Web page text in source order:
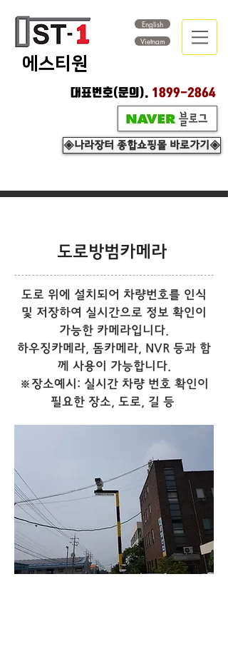
​에스티원
English
Vietnam
대표번호(문의). 1899-2864
◈나라장터 종합쇼핑몰 바로가기◈
도로방범카메라
도로 위에 설치되어 차량번호를 인식
및 저장하여 실시간으로 정보 확인이
가능한 카메라입니다.
​하우징카메라, 돔카메라, NVR 등과 함
께 사용이 가능합니다.
※​장소예시: 실시간 차량 번호 확인이
필요한 장소, 도로, 길 등